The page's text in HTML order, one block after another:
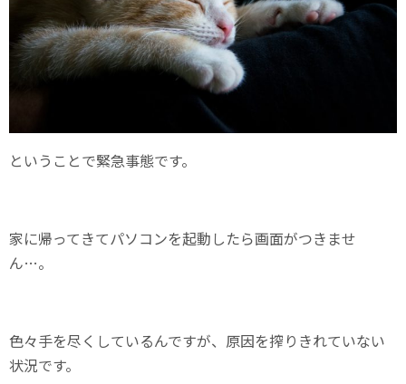
ということで緊急事態です。
家に帰ってきてパソコンを起動したら画面がつきませ
ん…。
色々手を尽くしているんですが、原因を搾りきれていない
状況です。